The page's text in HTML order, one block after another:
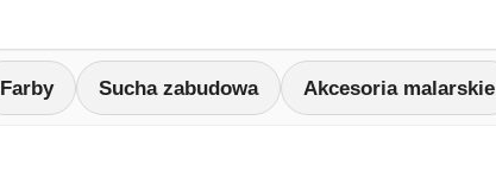
Farby Sucha zabudowa Akcesoria malarskie